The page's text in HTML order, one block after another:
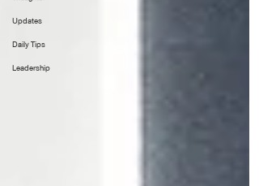
Updates
Daily Tips
Leadership